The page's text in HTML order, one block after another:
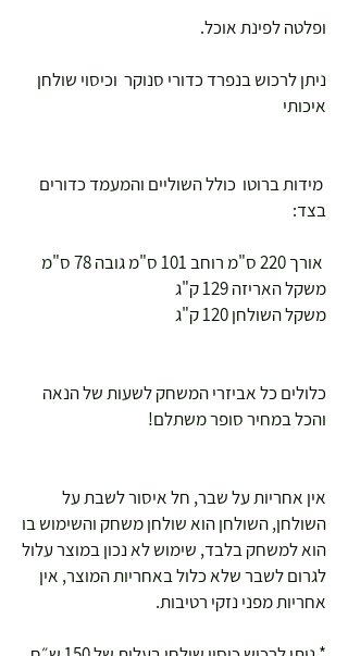
ופלטה לפינת אוכל.
ניתן לרכוש בנפרד כדורי סנוקר וכיסוי שולחן
איכותי
מידות ברוטו כולל השוליים והמעמד כדורים
בצד:
אורך 220 ס"מ רוחב 101 ס"מ גובה 78 ס"מ
משקל האריזה 129 ק"ג
משקל השולחן 120 ק"ג
כלולים כל אביזרי המשחק לשעות של הנאה
והכל במחיר סופר משתלם!
אין אחריות על שבר, חל איסור לשבת על
השולחן, השולחן הוא שולחן משחק והשימוש בו
הוא למשחק בלבד, שימוש לא נכון במוצר עלול
לגרום לשבר שלא כלול באחריות המוצר, אין
אחריות מפני נזקי רטיבות.